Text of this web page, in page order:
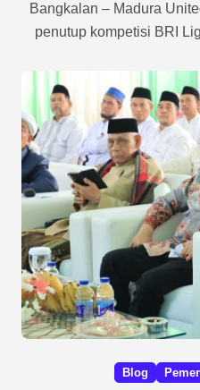
Bangkalan – Madura United FC akan mengakhiri laga
penutup kompetisi BRI
Blog